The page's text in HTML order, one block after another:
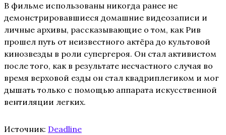
В фильме использованы никогда ранее не
демонстрировавшиеся домашние видеозаписи и
личные архивы, рассказывающие о том, как Рив
прошел путь от неизвестного актёра до культовой
кинозвезды в роли супергероя. Он стал активистом
после того, как в результате несчастного случая во
время верховой езды он стал квадриплегиком и мог
дышать только с помощью аппарата искусственной
вентиляции легких.
Источник: Deadline